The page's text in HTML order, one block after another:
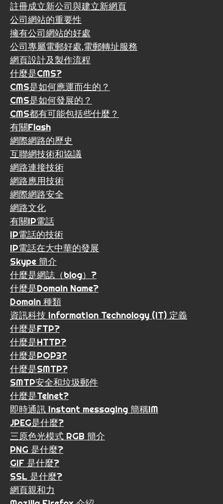
註冊成立新公司與建立新網頁
公司網站的重要性
擁有公司網站的好處
公司專屬電郵好處,電郵轉址服務
網頁設計及製作流程
什麼是CMS?
CMS是如何應運而生的？
CMS是如何發展的？
CMS都有可能包括些什麼？
有關Flash
網際網路的歷史
互聯網技術和協議
網路連接技術
網路應用技術
網際網路安全
網路文化
有關IP電話
IP電話的技術
IP電話在大中華的發展
Skype 簡介
什麼是網誌（blog）?
什麼是Domain Name?
Domain 種類
資訊科技 Information Technology (IT) 定義
什麼是FTP?
什麼是HTTP?
什麼是POP3?
什麼是SMTP?
SMTP安全和垃圾郵件
什麼是Telnet?
即時通訊 Instant messaging 簡稱IM
JPEG是什麼?
三原色光模式 RGB 簡介
PNG 是什麼?
GIF 是什麼?
SSL 是什麼?
網頁親和力